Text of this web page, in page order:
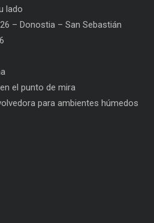
lado
– Donostia – San Sebastián
el punto de mira
para ambientes húmedos